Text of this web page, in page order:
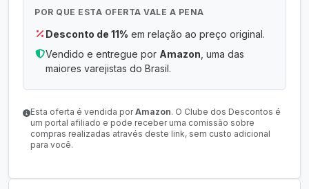
POR QUE ESTA OFERTA VALE A PENA
Desconto de 11% em relação ao preço original.
Vendido e entregue por Amazon , uma das
maiores varejistas do Brasil.
Esta oferta é vendida porAmazon. O Clube dos Descontos é
um portal afiliado e pode receber uma comissão sobre
compras realizadas através deste link, sem custo adicional
para você.